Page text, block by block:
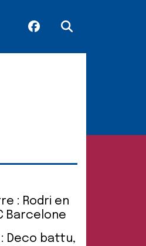
: Rodri en
Barcelone
Deco battu,